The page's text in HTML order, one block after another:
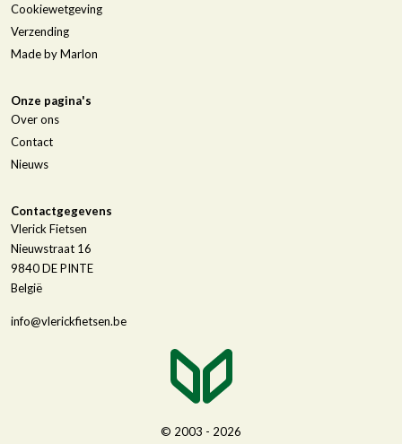
Cookiewetgeving
Verzending
Made by Marlon
Onze pagina's
Over ons
Contact
Nieuws
Contactgegevens
Vlerick Fietsen
Nieuwstraat 16
9840DE PINTE
België
info@vlerickfietsen.be
© 2003 - 2026